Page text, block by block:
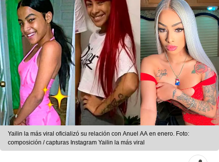
Yailin la más viral oficializó su relación con Anuel AA en enero. Foto:
composición / capturas Instagram Yailin la más viral